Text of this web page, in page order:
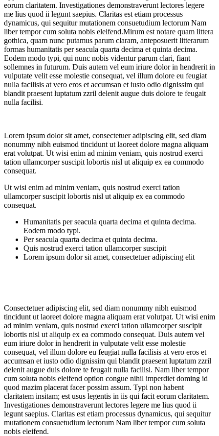
eorum claritatem. Investigationes demonstraverunt lectores legere
me lius quod ii legunt saepius. Claritas est etiam processus
dynamicus, qui sequitur mutationem consuetudium lectorum Nam
liber tempor cum soluta nobis eleifend.Mirum est notare quam littera
gothica, quam nunc putamus parum claram, anteposuerit litterarum
formas humanitatis per seacula quarta decima et quinta decima.
Eodem modo typi, qui nunc nobis videntur parum clari, fiant
sollemnes in futurum. Duis autem vel eum iriure dolor in hendrerit in
vulputate velit esse molestie consequat, vel illum dolore eu feugiat
nulla facilisis at vero eros et accumsan et iusto odio dignissim qui
blandit praesent luptatum zzril delenit augue duis dolore te feugait
nulla facilisi.
Lorem ipsum dolor sit amet, consectetuer adipiscing elit, sed diam
nonummy nibh euismod tincidunt ut laoreet dolore magna aliquam
erat volutpat. Ut wisi enim ad minim veniam, quis nostrud exerci
tation ullamcorper suscipit lobortis nisl ut aliquip ex ea commodo
consequat.
Ut wisi enim ad minim veniam, quis nostrud exerci tation
ullamcorper suscipit lobortis nisl ut aliquip ex ea commodo
consequat.
Humanitatis per seacula quarta decima et quinta decima.
Eodem modo typi.
Per seacula quarta decima et quinta decima.
Quis nostrud exerci tation ullamcorper suscipit
Lorem ipsum dolor sit amet, consectetuer adipiscing elit
Consectetuer adipiscing elit, sed diam nonummy nibh euismod
tincidunt ut laoreet dolore magna aliquam erat volutpat. Ut wisi enim
ad minim veniam, quis nostrud exerci tation ullamcorper suscipit
lobortis nisl ut aliquip ex ea commodo consequat. Duis autem vel
eum iriure dolor in hendrerit in vulputate velit esse molestie
consequat, vel illum dolore eu feugiat nulla facilisis at vero eros et
accumsan et iusto odio dignissim qui blandit praesent luptatum zzril
delenit augue duis dolore te feugait nulla facilisi. Nam liber tempor
cum soluta nobis eleifend option congue nihil imperdiet doming id
quod mazim placerat facer possim assum. Typi non habent
claritatem insitam; est usus legentis in iis qui facit eorum claritatem.
Investigationes demonstraverunt lectores legere me lius quod ii
legunt saepius. Claritas est etiam processus dynamicus, qui sequitur
mutationem consuetudium lectorum Nam liber tempor cum soluta
nobis eleifend.